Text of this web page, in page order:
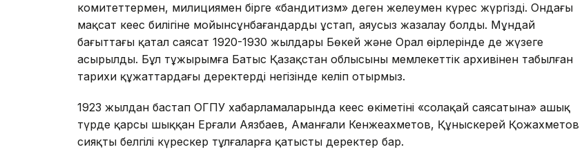
комитеттермен, милициямен бірге «бандитизм» деген желеумен күрес жүргізді. Ондағы
мақсат кеңес билігіне мойынсұнбағандарды ұстап, аяусыз жазалау болды. Мұндай
бағыттағы қатал саясат 1920-1930 жылдары Бөкей және Орал өңірлерінде де жүзеге
асырылды. Бұл тұжырымға Батыс Қазақстан облысының мемлекеттік архивінен табылған
тарихи құжаттардағы деректердің негізінде келіп отырмыз.
1923 жылдан бастап ОГПУ хабарламаларында кеңес өкіметінің «солақай саясатына» ашық
түрде қарсы шыққан Ерғали Аязбаев, Аманғали Кенжеахметов, Құныскерей Қожахметов
сияқты белгілі күрескер тұлғаларға қатысты деректер бар.